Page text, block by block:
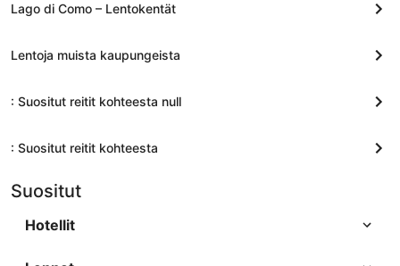
Lago di Como – Lentokentät
Lentoja muista kaupungeista
: Suositut reitit kohteesta null
: Suositut reitit kohteesta
Suositut
Hotellit